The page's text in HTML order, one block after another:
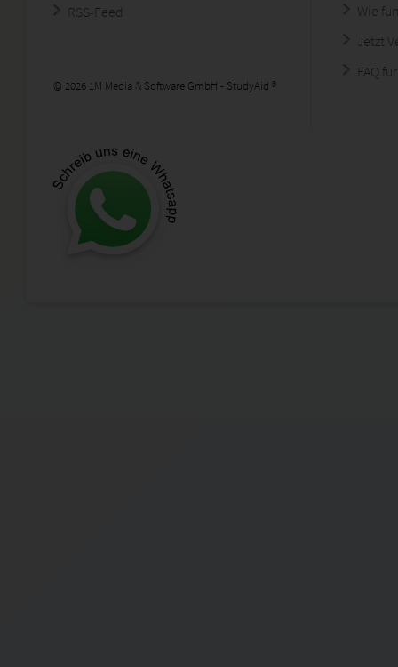
RSS-Feed
© 2026 1M Media & Software GmbH - StudyAid ®
Wie
Jetzt
FAQ